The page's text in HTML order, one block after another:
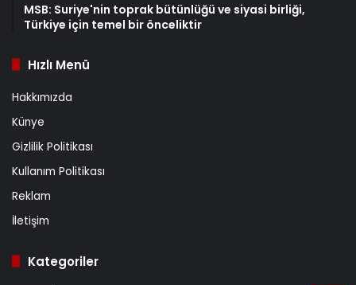
MSB: Suriye'nin toprak bütünlüğü ve siyasi birliği,
Türkiye için temel bir önceliktir
Hızlı Menü
Hakkımızda
Künye
Gizlilik Politikası
Kullanım Politikası
Reklam
İletişim
Kategoriler